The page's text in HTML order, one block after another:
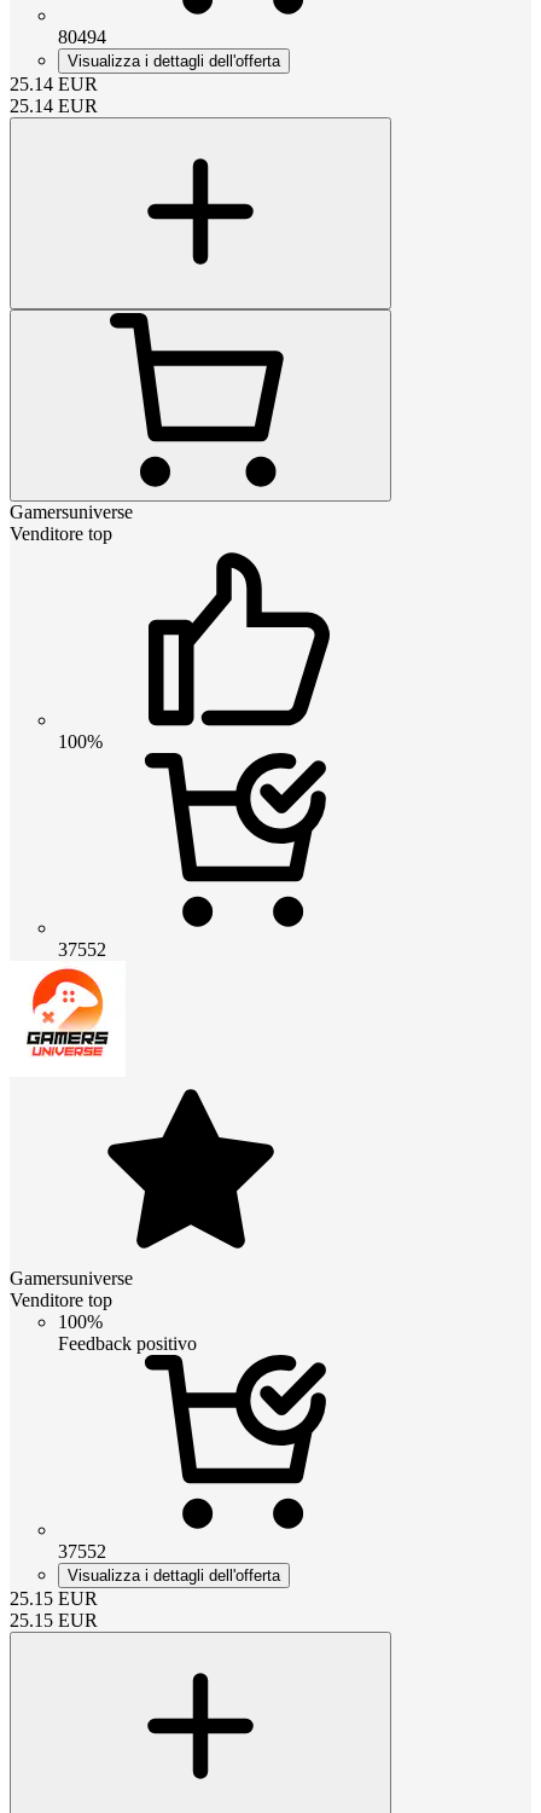
80494
Visualizza i dettagli dell'offerta
25.14 EUR
25.14 EUR
Gamersuniverse
Venditore top
100%
37552
Gamersuniverse
Venditore top
100%
Feedback positivo
37552
Visualizza i dettagli dell'offerta
25.15 EUR
25.15 EUR